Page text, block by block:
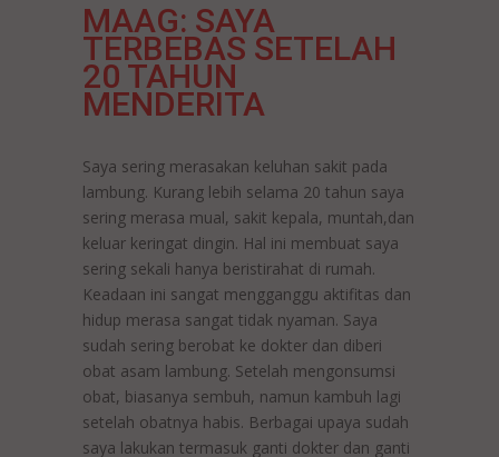
MAAG: SAYA
TERBEBAS SETELAH
20 TAHUN
MENDERITA
Saya sering merasakan keluhan sakit pada
lambung. Kurang lebih selama 20 tahun saya
sering merasa mual, sakit kepala, muntah,dan
keluar keringat dingin. Hal ini membuat saya
sering sekali hanya beristirahat di rumah.
Keadaan ini sangat mengganggu aktifitas dan
hidup merasa sangat tidak nyaman. Saya
sudah sering berobat ke dokter dan diberi
obat asam lambung. Setelah mengonsumsi
obat, biasanya sembuh, namun kambuh lagi
setelah obatnya habis. Berbagai upaya sudah
saya lakukan termasuk ganti dokter dan ganti